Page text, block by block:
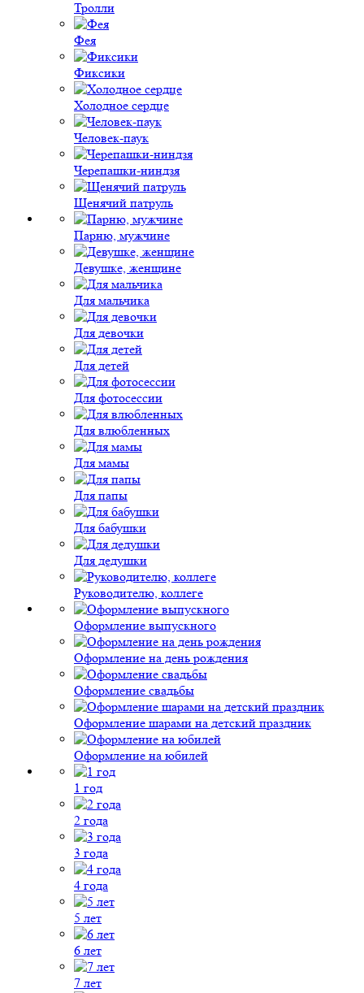
Тролли
Фея
Фиксики
Холодное сердце
Человек-паук
Черепашки-ниндзя
Щенячий патруль
Парню, мужчине
Девушке, женщине
Для мальчика
Для девочки
Для детей
Для фотосессии
Для влюбленных
Для мамы
Для папы
Для бабушки
Для дедушки
Руководителю, коллеге
Оформление выпускного
Оформление на день рождения
Оформление свадьбы
Оформление шарами на детский праздник
Оформление на юбилей
1 год
2 года
3 года
4 года
5 лет
6 лет
7 лет